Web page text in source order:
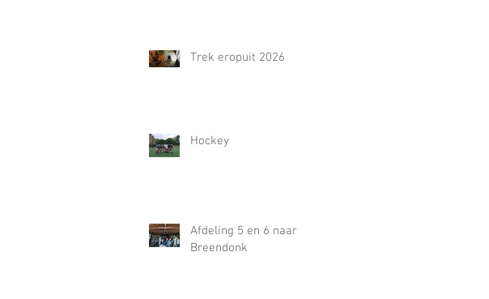
Trek eropuit 2026
Hockey
Afdeling 5 en 6 naar
Breendonk